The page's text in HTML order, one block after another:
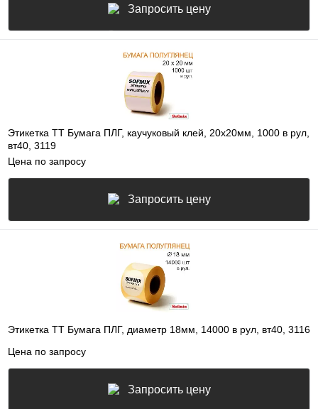
Запросить цену
Этикетка ТТ Бумага ПЛГ, каучуковый клей, 20х20мм, 1000 в рул,
вт40, 3119
Цена по запросу
Запросить цену
Этикетка ТТ Бумага ПЛГ, диаметр 18мм, 14000 в рул, вт40, 3116
Цена по запросу
Запросить цену